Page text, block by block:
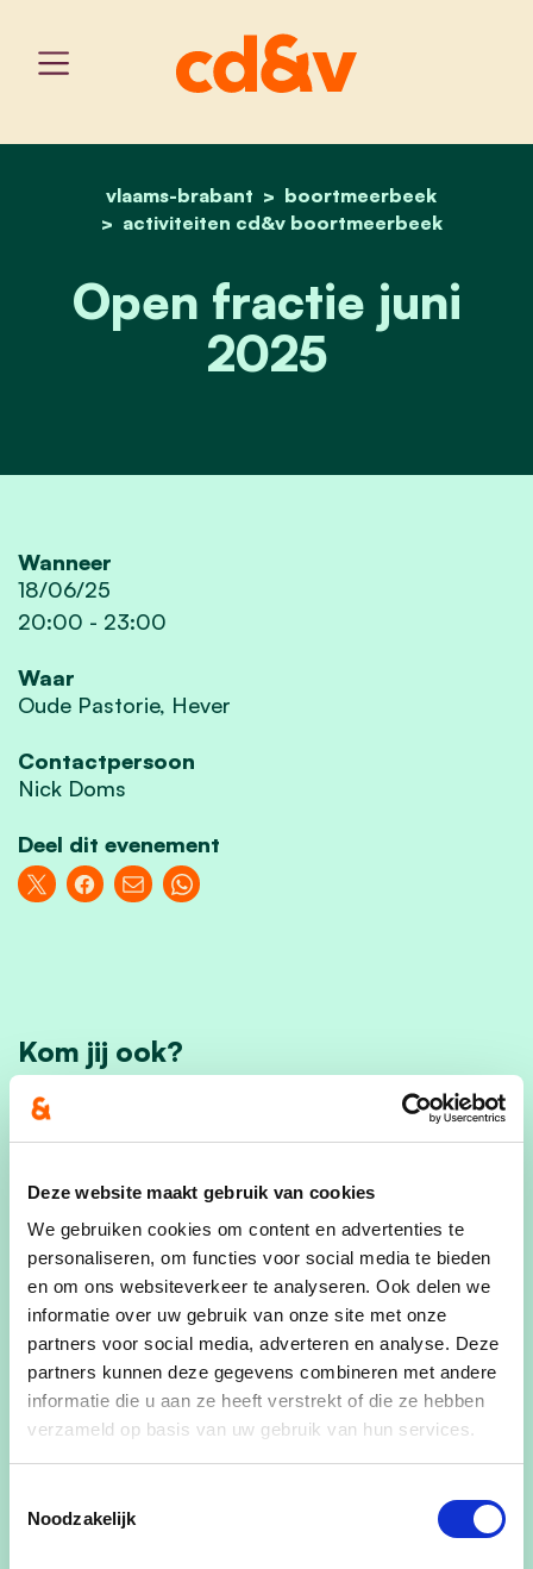
Deze website maakt gebruik van cookies
We gebruiken cookies om content en advertenties te
personaliseren, om functies voor social media te bieden
en om ons websiteverkeer te analyseren. Ook delen we
informatie over uw gebruik van onze site met onze
partners voor social media, adverteren en analyse. Deze
partners kunnen deze gegevens combineren met andere
informatie die u aan ze heeft verstrekt of die ze hebben
verzameld op basis van uw gebruik van hun services.
Noodzakelijk
home
vlaams-brabant
boortmeerbeek
activiteiten cd&v boortmeerbeek
open fractie juni 2025
Open fractie juni
2025
Wanneer
18/06/25
20:00 - 23:00
Waar
Oude Pastorie, Hever
Contactpersoon
Nick Doms
Deel dit evenement
Kom jij ook?
Voornaam
E-mailadres
Ja, ik wens de cd&v nieuwsbrief te ontvangen
evenement